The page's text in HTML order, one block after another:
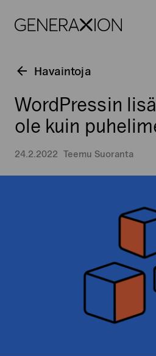
Havaintoja
WordPressin
ole kuin
24.2.2022 Teemu Suoranta